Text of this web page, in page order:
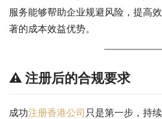
服务能够帮助企业规避风险，提高
著的成本效益优势。
⚠️ 注册后的合规要求
成功注册香港公司 只是第一步，持